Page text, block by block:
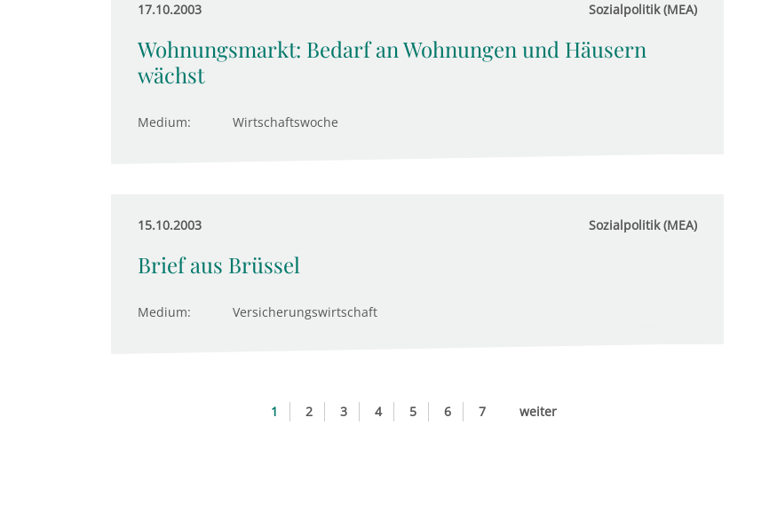
17.10.2003 Sozialpolitik (MEA)
Wohnungsmarkt: Bedarf an Wohnungen und Häusern
wächst
Medium: Wirtschaftswoche
15.10.2003 Sozialpolitik (MEA)
Brief aus Brüssel
Medium: Versicherungswirtschaft
1 2 3 4 5 6 7 weiter